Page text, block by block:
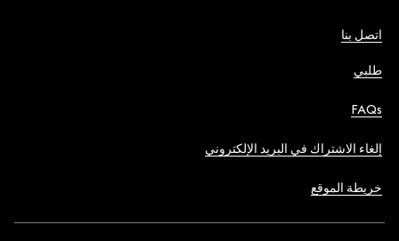
اتصل بنا
طلبي
FAQs
إلغاء الاشتراك في البريد الإلكتروني
خريطة الموقع